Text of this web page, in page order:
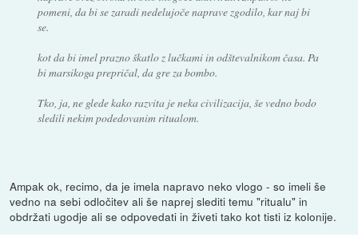
pomeni, da bi se zaradi nedelujoče naprave zgodilo, kar naj bi
se.
kot da bi imel prazno škatlo z lučkami in odštevalnikom časa. Pa
bi marsikoga prepričal, da gre za bombo.
Tko, ja, ne glede kako razvita je neka civilizacija, še vedno bodo
sledili nekim podedovanim ritualom.
Ampak ok, recimo, da je imela napravo neko vlogo - so imeli še
vedno na sebi odločitev ali še naprej slediti temu "ritualu" in
obdržati ugodje ali se odpovedati in živeti tako kot tisti iz kolonije.